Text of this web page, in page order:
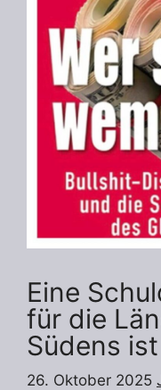
Eine
für die
Südens
26. Oktober 2025